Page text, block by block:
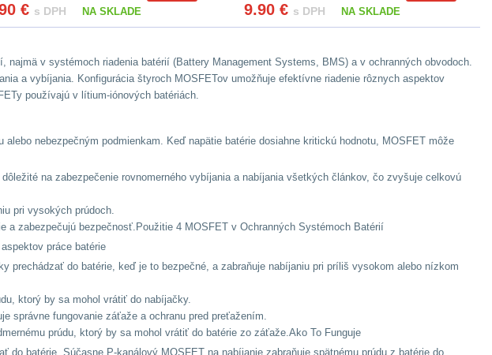
€ s DPH NA SKLADE 9.90 € s DPH NA SKLADE
v systémoch riadenia batérií (Battery Management Systems, BMS) a v ochranných obvodoch.
a vybíjania. Konfigurácia štyroch MOSFETov umožňuje efektívne riadenie rôznych aspektov
používajú v lítium-iónových batériách.
nebezpečným podmienkam. Keď napätie batérie dosiahne kritickú hodnotu, MOSFET môže
na zabezpečenie rovnomerného vybíjania a nabíjania všetkých článkov, čo zvyšuje celkovú
pri vysokých prúdoch.
a zabezpečujú bezpečnosť.Použitie 4 MOSFET v Ochranných Systémoch Batérií
práce batérie
prechádzať do batérie, keď je to bezpečné, a zabraňuje nabíjaniu pri príliš vysokom alebo nízkom
ktorý by sa mohol vrátiť do nabíjačky.
správne fungovanie záťaže a ochranu pred preťažením.
prúdu, ktorý by sa mohol vrátiť do batérie zo záťaže.Ako To Funguje
batérie. Súčasne P-kanálový MOSFET na nabíjanie zabraňuje spätnému prúdu z batérie do